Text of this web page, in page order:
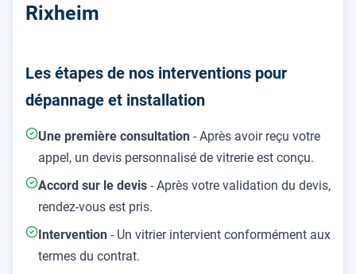
Rixheim
Les étapes de nos interventions pour
dépannage et installation
Une première consultation - Après avoir reçu votre
appel, un devis personnalisé de vitrerie est conçu.
Accord sur le devis - Après votre validation du devis,
rendez-vous est pris.
Intervention - Un vitrier intervient conformément aux
termes du contrat.